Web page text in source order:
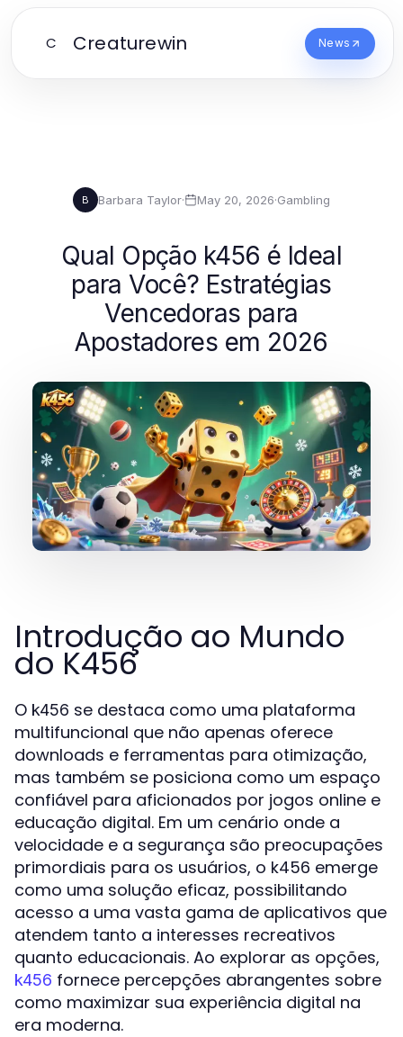
C Creaturewin News
B Barbara Taylor· May 20, 2026·Gambling
Qual Opção k456 é Ideal
para Você? Estratégias
Vencedoras para
Apostadores em 2026
Introdução ao Mundo
do K456
O k456 se destaca como uma plataforma
multifuncional que não apenas oferece
downloads e ferramentas para otimização,
mas também se posiciona como um espaço
confiável para aficionados por jogos online e
educação digital. Em um cenário onde a
velocidade e a segurança são preocupações
primordiais para os usuários, o k456 emerge
como uma solução eficaz, possibilitando
acesso a uma vasta gama de aplicativos que
atendem tanto a interesses recreativos
quanto educacionais. Ao explorar as opções,
k456 fornece percepções abrangentes sobre
como maximizar sua experiência digital na
era moderna.